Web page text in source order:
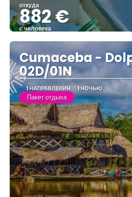
откуда
882 €
с человека
Видеть
Cumaceba -
02D/01N
1 НАПРАВЛЕНИЯ 1 НОЧЬЮ
Пакет отдыха